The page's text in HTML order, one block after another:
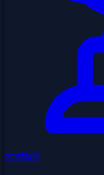
उपलब्धियां